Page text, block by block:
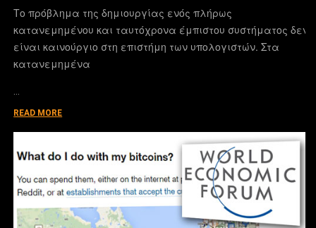
Το πρόβλημα της δημιουργίας ενός πλήρως
κατανεμημένου και ταυτόχρονα έμπιστου συστήματος δεν
είναι καινούργιο στη επιστήμη των υπολογιστών. Στα
κατανεμημένα
READ MORE